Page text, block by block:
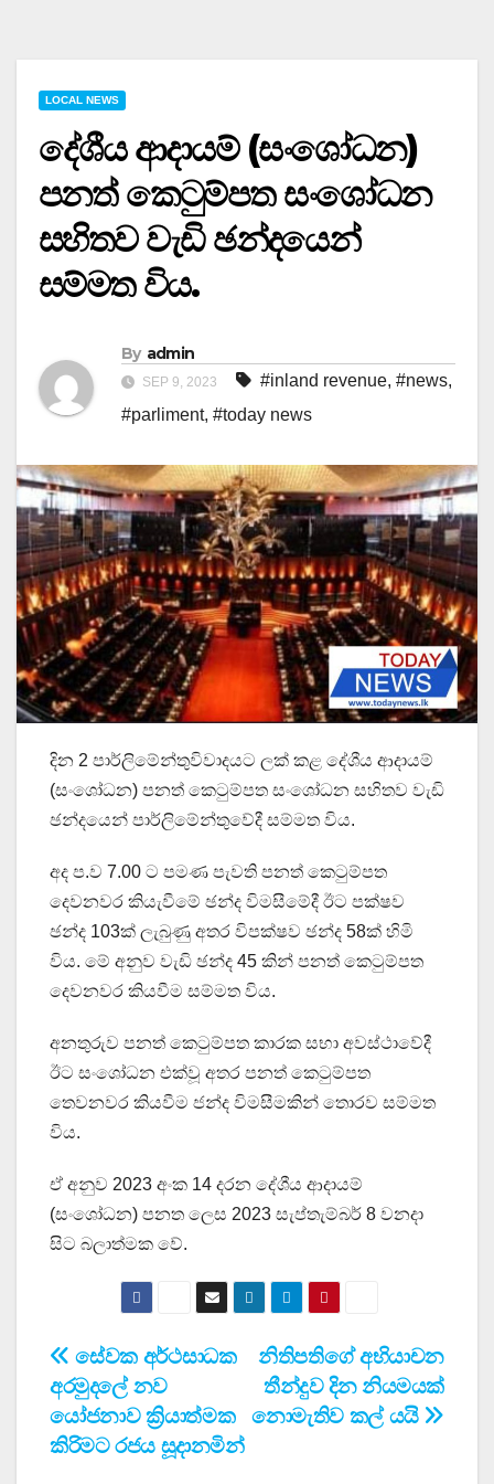
LOCAL NEWS
දේශීය ආදායම් (සංශෝධන)
පනත් කෙටුම්පත සංශෝධන
සහිතව වැඩි ඡන්දයෙන්
සම්මත විය.
By admin
SEP 9, 2023 #inland revenue, #news,
#parliment, #today news
දින 2 පාර්ලිමේන්තුවිවාදයට ලක් කළ දේශීය ආදායම්
(සංශෝධන) පනත් කෙටුම්පත සංශෝධන සහිතව වැඩි
ඡන්දයෙන් පාර්ලිමේන්තුවේදී සම්මත විය.
අද ප.ව 7.00 ට පමණ පැවති පනත් කෙටුම්පත
දෙවනවර කියැවීමේ ඡන්ද විමසීමේදී ඊට පක්ෂව
ඡන්ද 103ක් ලැබුණු අතර විපක්ෂව ඡන්ද 58ක් හිමි
විය. මේ අනුව වැඩි ඡන්ද 45 කින් පනත් කෙටුම්පත
දෙවනවර කියවීම සම්මත විය.
අනතුරුව පනත් කෙටුම්පත කාරක සභා අවස්ථාවේදී
ඊට සංශෝධන එක්වූ අතර පනත් කෙටුම්පත
තෙවනවර කියවීම ජන්ද විමසීමකින් තොරව සම්මත
විය.
ඒ අනුව 2023 අංක 14 දරන දේශීය ආදායම්
(සංශෝධන) පනත ලෙස 2023 සැප්තැම්බර් 8 වනදා
සිට බලාත්මක වේ.
Post
navigation
නිතිපතිගේ අභියාචන
තීන්දුව දින නියමයක්
නොමැතිව කල් යයි
සේවක අර්ථසාධක
අරමුදලේ නව
යෝජනාව ක්‍රියාත්මක
කිරිමට රජය සූදානමින්